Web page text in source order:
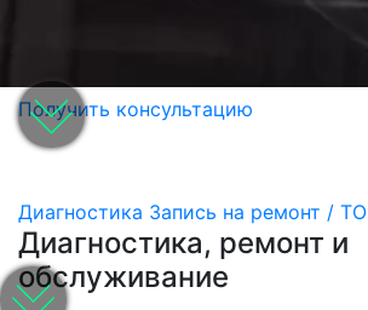
Получить консультацию
Диагностика Запись на ремонт / ТО
Диагностика, ремонт и
обслуживание